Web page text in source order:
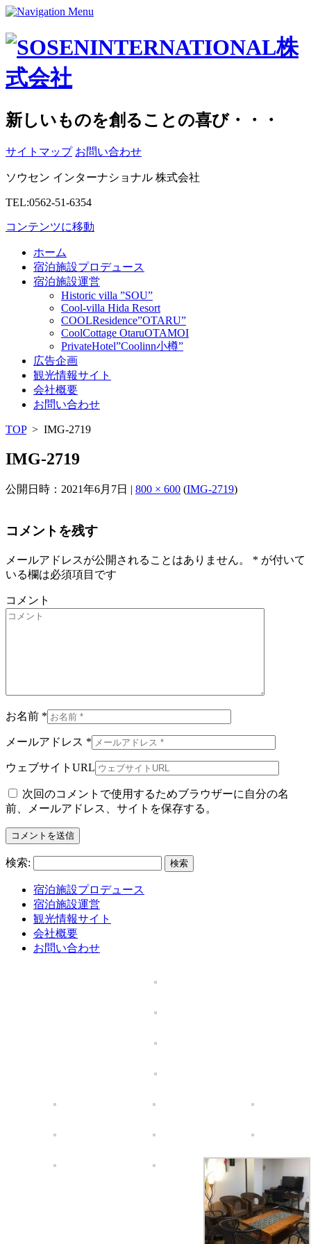
新しいものを創ることの喜び・・・
サイトマップ お問い合わせ
ソウセン インターナショナル 株式会社
TEL:0562-51-6354
コンテンツに移動
ホーム
宿泊施設プロデュース
宿泊施設運営
Historic villa ”SOU”
Cool-villa Hida Resort
COOLResidence”OTARU”
CoolCottage OtaruOTAMOI
PrivateHotel”Coolinn小樽”
広告企画
観光情報サイト
会社概要
お問い合わせ
TOP> IMG-2719
IMG-2719
公開日時： 2021年6月7日 | 800 × 600 (IMG-2719)
コメントを残す
メールアドレスが公開されることはありません。 * が付いて
いる欄は必須項目です
コメント
お名前 *
メールアドレス *
ウェブサイトURL
次回のコメントで使用するためブラウザーに自分の名
前、メールアドレス、サイトを保存する。
検索:
宿泊施設プロデュース
宿泊施設運営
観光情報サイト
会社概要
お問い合わせ